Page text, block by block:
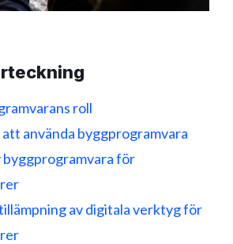
roll
använda byggprogramvara
byggprogramvara för
av digitala verktyg för